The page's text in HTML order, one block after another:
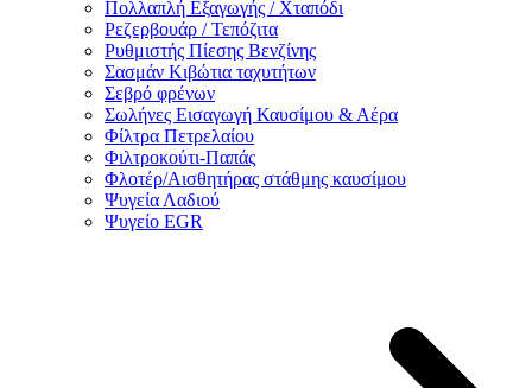
Πολλαπλή Εξαγωγής / Χταπόδι
Ρεζερβουάρ / Τεπόζιτα
Ρυθμιστής Πίεσης Βενζίνης
Σασμάν Κιβώτια ταχυτήτων
Σεβρό φρένων
Σωλήνες Εισαγωγή Καυσίμου & Αέρα
Φίλτρα Πετρελαίου
Φιλτροκούτι-Παπάς
Φλοτέρ/Αισθητήρας στάθμης καυσίμου
Ψυγεία Λαδιού
Ψυγείο EGR